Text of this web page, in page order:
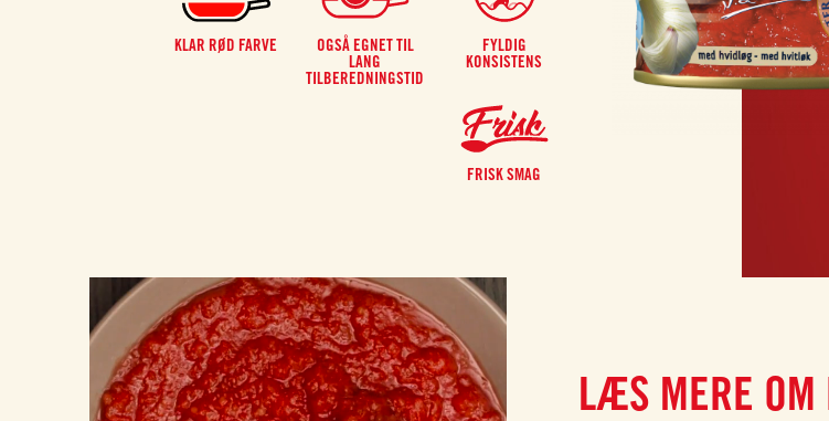
KLAR RØD FARVE
OGSÅ EGNET TIL
LANG
TILBEREDNINGSTID
FYLDIG
KONSISTENS
FRISK SMAG
LÆS MERE OM